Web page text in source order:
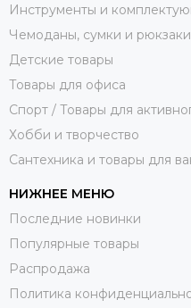
Инструменты и
Чемоданы, сумки и рюкзаки
Детские товары
Товары для офиса
Спорт / Товары для
Хобби и творчество
Сантехника и товары для
НИЖНЕЕ МЕНЮ
Последние новинки
Популярные товары
Распродажа
Политика